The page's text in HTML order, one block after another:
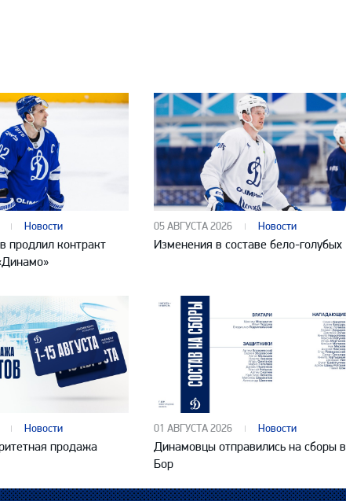
Новости
продлил контракт
05 АВГУСТА 2026 Новости
Изменения в составе бело-голубых
Новости
продажа
01 АВГУСТА 2026 Новости
Динамовцы отправились на сборы в
Бор